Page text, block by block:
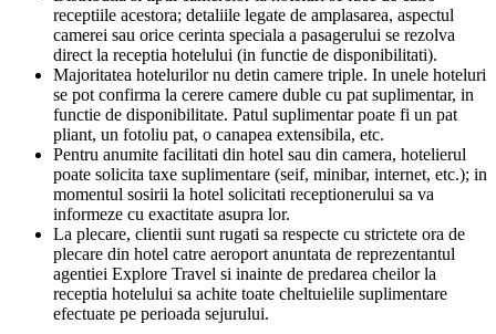
receptiile acestora; detaliile legate de amplasarea, aspectul
camerei sau orice cerinta speciala a pasagerului se rezolva
direct la receptia hotelului (in functie de disponibilitati).
Majoritatea hotelurilor nu detin camere triple. In unele hoteluri
se pot confirma la cerere camere duble cu pat suplimentar, in
functie de disponibilitate. Patul suplimentar poate fi un pat
pliant, un fotoliu pat, o canapea extensibila, etc.
Pentru anumite facilitati din hotel sau din camera, hotelierul
poate solicita taxe suplimentare (seif, minibar, internet, etc.); in
momentul sosirii la hotel solicitati receptionerului sa va
informeze cu exactitate asupra lor.
La plecare, clientii sunt rugati sa respecte cu strictete ora de
plecare din hotel catre aeroport anuntata de reprezentantul
agentiei Explore Travel si inainte de predarea cheilor la
receptia hotelului sa achite toate cheltuielile suplimentare
efectuate pe perioada sejurului.